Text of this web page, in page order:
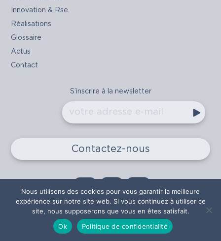
Innovation & Rse
Réalisations
Glossaire
Actus
Contact
S’inscrire à la newsletter
Adresse
email
votre adresse e-mail Ok
Contactez-nous
©2026 Wauters | Création :
Agence Malice
Développement :LINOV|Mentions légales
Nous utilisons des cookies pour vous garantir la meilleure
expérience sur notre site web. Si vous continuez à utiliser ce
site, nous supposerons que vous en êtes satisfait.
Ok
Politique de confidentialité